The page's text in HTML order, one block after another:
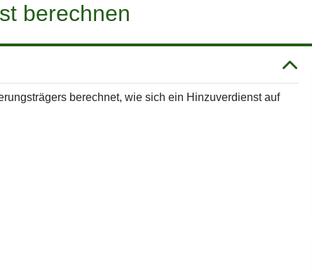
berechnen
berechnet, wie sich ein Hinzuverdienst auf